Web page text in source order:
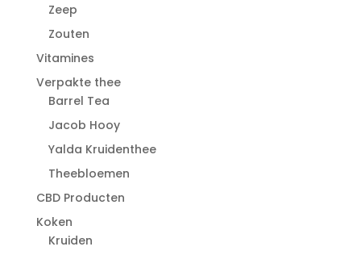
Zeep
Zouten
Vitamines
Verpakte thee
Barrel Tea
Jacob Hooy
Yalda Kruidenthee
Theebloemen
CBD Producten
Koken
Kruiden